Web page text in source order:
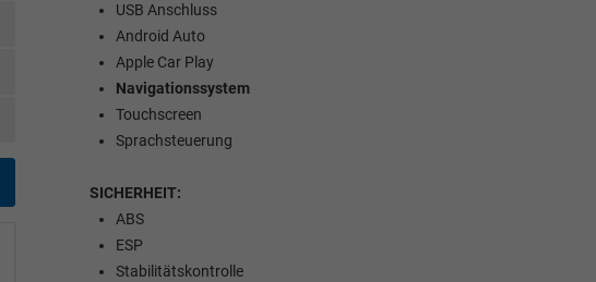
USB Anschluss
Android Auto
Apple Car Play
Navigationssystem
Touchscreen
Sprachsteuerung
SICHERHEIT:
ABS
ESP
Stabilitätskontrolle